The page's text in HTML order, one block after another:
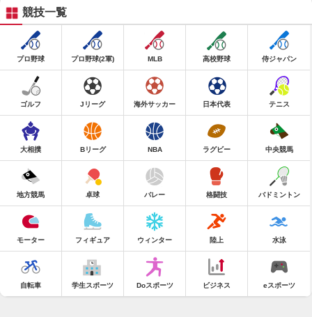
競技一覧
プロ野球 プロ野球(2軍) MLB 高校野球 侍ジャパン
ゴルフ Jリーグ 海外サッカー 日本代表 テニス
大相撲 Bリーグ NBA ラグビー 中央競馬
地方競馬 卓球 バレー 格闘技 バドミントン
モーター フィギュア ウィンター 陸上 水泳
自転車 学生スポーツ Doスポーツ ビジネス eスポーツ